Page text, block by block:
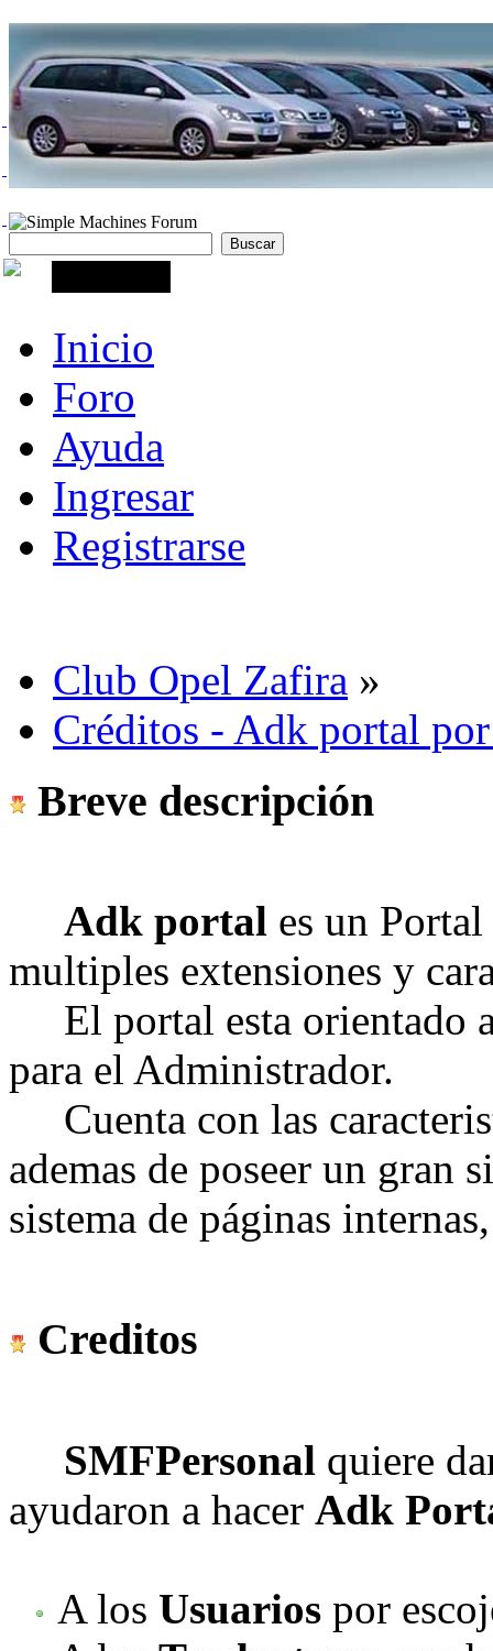
Inicio
Foro
Ayuda
Ingresar
Registrarse
Club Opel Zafira »
Créditos - Adk portal
Breve descripción
Adk portal es un
multiples extensiones y
El portal esta orientado
para el Administrador.
Cuenta con las
ademas de poseer un gran
sistema de páginas
Creditos
SMFPersonal quiere
ayudaron a hacer Adk
A los Usuarios por